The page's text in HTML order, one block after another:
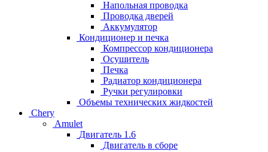
Напольная проводка
Проводка дверей
Аккумулятор
Кондиционер и печка
Компрессор кондиционера
Осушитель
Печка
Радиатор кондиционера
Ручки регулировки
Объемы технических жидкостей
Chery
Amulet
Двигатель 1.6
Двигатель в сборе